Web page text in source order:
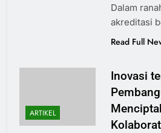
Dalam
akreditasi
Read Full
ARTIKEL
Inovasi